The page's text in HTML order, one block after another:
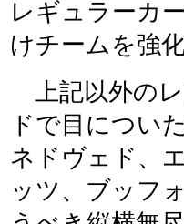
レギュラーカ
けチームを強
上記以外の
ドで目につい
ネドヴェド、
ッツ、ブッフ